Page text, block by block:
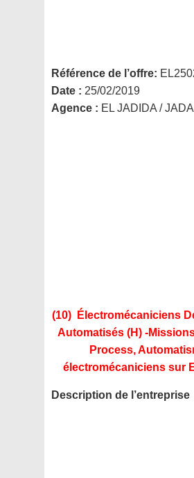
Référence de l’offre:
Date : 25/02/2019
Agence : EL JADIDA / JADA
(10) Électromécaniciens
Automatisés (H) -
Process,
électromécaniciens sur
Description de l’entreprise